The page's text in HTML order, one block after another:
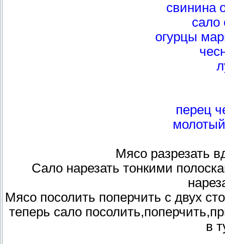
свинина
сало
огурцы
перец
Мясо разрезать
Сало нарезать тонкими
Мясо посолить поперчить с двух
теперь сало
в